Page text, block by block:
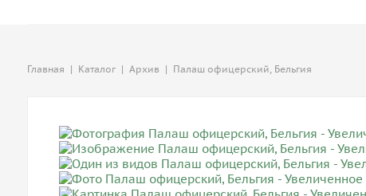
Главная | Каталог | Архив | Палаш офицерский, Бельгия